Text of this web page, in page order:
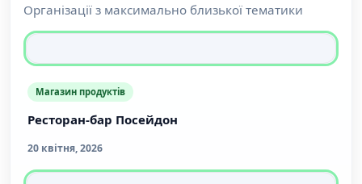
Організації з максимально близької тематики
Магазин продуктів
Ресторан-бар Посейдон
20 квітня, 2026